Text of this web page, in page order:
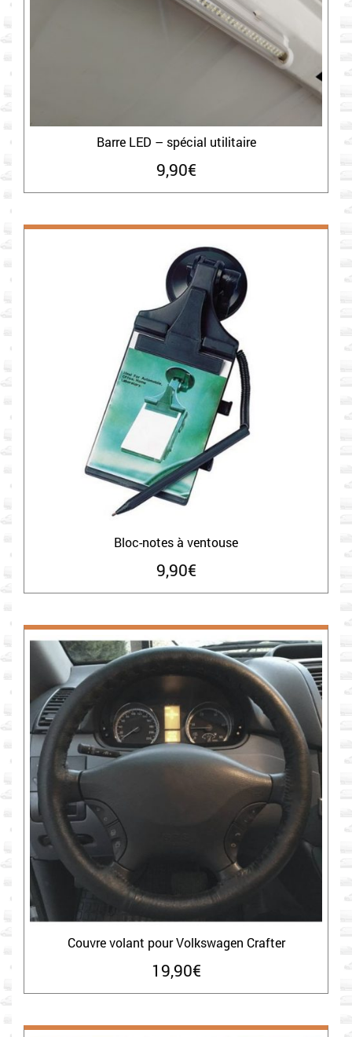
Barre LED – spécial utilitaire
9,90€
Bloc-notes à ventouse
9,90€
Couvre volant pour Volkswagen Crafter
19,90€